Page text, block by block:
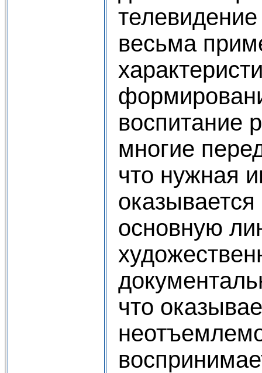
весьма
воспитание
многие
что нужная
основную
что